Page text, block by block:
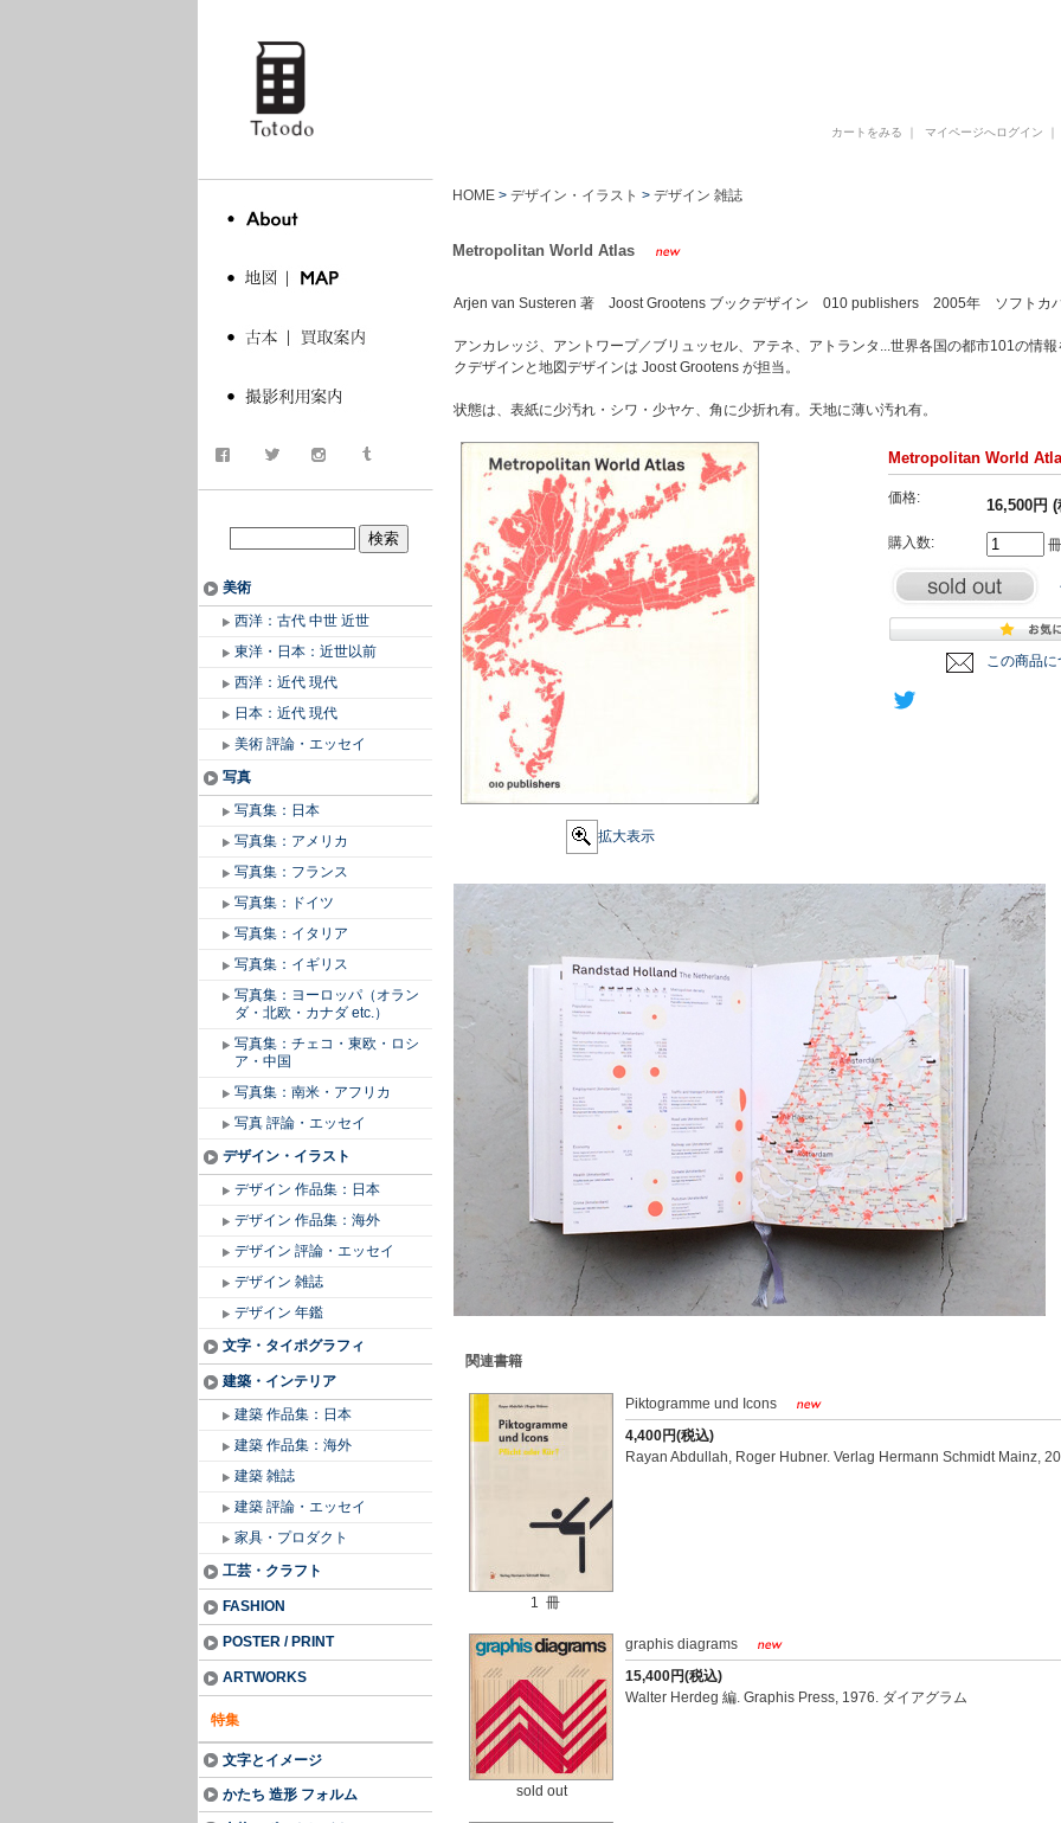
カートをみる マイページへログイン
美術
西洋：古代 中世 近世
東洋・日本：近世以前
西洋：近代 現代
日本：近代 現代
美術 評論・エッセイ
写真
写真集：日本
写真集：アメリカ
写真集：フランス
写真集：ドイツ
写真集：イタリア
写真集：イギリス
写真集：ヨーロッパ（オラン
ダ・北欧・カナダ etc.）
写真集：チェコ・東欧・ロシ
ア・中国
写真集：南米・アフリカ
写真 評論・エッセイ
デザイン・イラスト
デザイン 作品集：日本
デザイン 作品集：海外
デザイン 評論・エッセイ
デザイン 雑誌
デザイン 年鑑
文字・タイポグラフィ
建築・インテリア
建築 作品集：日本
建築 作品集：海外
建築 雑誌
建築 評論・エッセイ
家具・プロダクト
工芸・クラフト
FASHION
POSTER / PRINT
ARTWORKS
特集
文字とイメージ
かたち 造形 フォルム
HOME > デザイン・イラスト > デザイン 雑誌
Metropolitan World Atlas
Arjen van Susteren 著 Joost Grootens ブックデザイン 010 publishers 2005年 ソフトカ
アンカレッジ、アントワープ／ブリュッセル、アテネ、アトランタ...世界各国の都市101の情
クデザインと地図デザインは Joost Grootens が担当。
状態は、表紙に少汚れ・シワ・少ヤケ、角に少折れ有。天地に薄い汚れ有。
拡大表示
Metropolitan World
価格: 16,500円 (
購入数: 冊
この商品
関連書籍
1 冊
Piktogramme und Icons
4,400円(税込)
Rayan Abdullah, Roger Hubner. Verlag Hermann Schmidt Mainz,
sold out
graphis diagrams
15,400円(税込)
Walter Herdeg 編. Graphis Press, 1976. ダイアグラム